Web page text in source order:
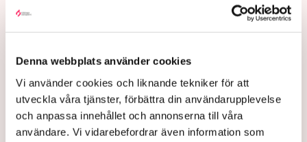
Denna webbplats använder cookies
Vi använder cookies och liknande tekniker för att
utveckla våra tjänster, förbättra din användarupplevelse
och anpassa innehållet och annonserna till våra
användare. Vi vidarebefordrar även information som
AI-sammanfattning
Torvtäkten i Grimsås har stoppats av aktivister
Polisen kritiseras för bristande agerande vid
aktionerna.
Polisinspektör Anna-Lena Mann förklarar polisens